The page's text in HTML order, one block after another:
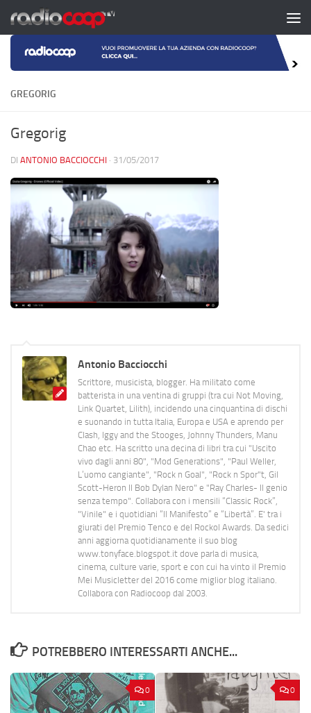
Salta al contenuto
GREGORIG
Gregorig
DI ANTONIO BACCIOCCHI · 31/05/2017
Antonio Bacciocchi
Scrittore, musicista, blogger. Ha militato come
batterista in una ventina di gruppi (tra cui Not Moving,
Link Quartet, Lilith), incidendo una cinquantina di dischi
e suonando in tutta Italia, Europa e USA e aprendo per
Clash, Iggy and the Stooges, Johnny Thunders, Manu
Chao etc. Ha scritto una decina di libri tra cui "Uscito
vivo dagli anni 80", "Mod Generations", "Paul Weller,
L’uomo cangiante", "Rock n Goal", "Rock n Spor"t, Gil
Scott-Heron Il Bob Dylan Nero" e "Ray Charles- Il genio
senza tempo". Collabora con i mensili “Classic Rock”,
"Vinile" e i quotidiani “Il Manifesto” e “Libertà”. E' tra i
giurati del Premio Tenco e del Rockol Awards. Da sedici
anni aggiorna quotidianamente il suo blog
www.tonyface.blogspot.it dove parla di musica,
cinema, culture varie, sport e con cui ha vinto il Premio
Mei Musicletter del 2016 come miglior blog italiano.
Collabora con Radiocoop dal 2003.
POTREBBERO INTERESSARTI ANCHE...
0 0